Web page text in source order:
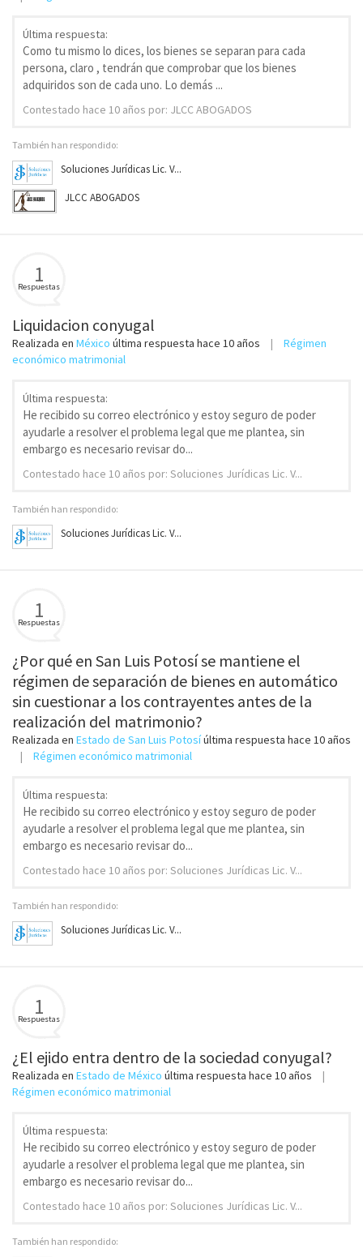
Última respuesta:
Como tu mismo lo dices, los bienes se separan para cada
persona, claro , tendrán que comprobar que los bienes
adquiridos son de cada uno. Lo demás ...
Contestado hace 10 años por: JLCC ABOGADOS
También han respondido:
Soluciones Jurídicas Lic. V...
JLCC ABOGADOS
1
Respuestas
Liquidacion conyugal
Realizada en México última respuesta hace 10 años
Régimen
económico matrimonial
Última respuesta:
He recibido su correo electrónico y estoy seguro de poder
ayudarle a resolver el problema legal que me plantea, sin
embargo es necesario revisar do...
Contestado hace 10 años por: Soluciones Jurídicas Lic. V...
También han respondido:
Soluciones Jurídicas Lic. V...
1
Respuestas
¿Por qué en San Luis Potosí se mantiene el
régimen de separación de bienes en automático
sin cuestionar a los contrayentes antes de la
realización del matrimonio?
Realizada en Estado de San Luis Potosíúltima respuesta hace 10 años
Régimen económico matrimonial
Última respuesta:
He recibido su correo electrónico y estoy seguro de poder
ayudarle a resolver el problema legal que me plantea, sin
embargo es necesario revisar do...
Contestado hace 10 años por: Soluciones Jurídicas Lic. V...
También han respondido:
Soluciones Jurídicas Lic. V...
1
Respuestas
¿El ejido entra dentro de la sociedad conyugal?
Realizada en Estado de México última respuesta hace 10 años
Régimen económico matrimonial
Última respuesta:
He recibido su correo electrónico y estoy seguro de poder
ayudarle a resolver el problema legal que me plantea, sin
embargo es necesario revisar do...
Contestado hace 10 años por: Soluciones Jurídicas Lic. V...
También han respondido: